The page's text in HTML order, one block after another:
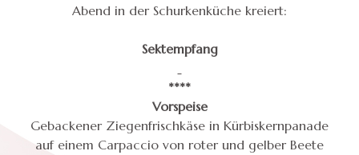
Abend in der Schurkenküche kreiert:
Sektempfang
****
Vorspeise
Gebackener Ziegenfrischkäse in Kürbiskernpanade
auf einem Carpaccio von roter und gelber Beete